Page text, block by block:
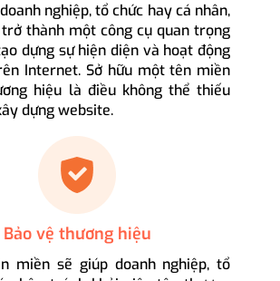
nghiệp, tổ chức hay cá nhân,
thành một công cụ quan trọng
dựng sự hiện diện và hoạt động
Internet. Sở hữu một tên miền
hiệu là điều không thể thiếu
dựng website.
Bảo vệ thương hiệu
miền sẽ giúp doanh nghiệp, tổ